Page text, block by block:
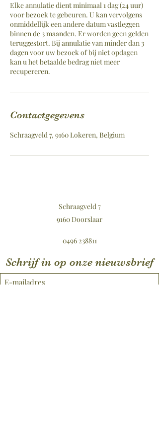
Elke annulatie dient minimaal 1 dag (24 uur)
voor bezoek te gebeuren. U kan vervolgens
onmiddellijk een andere datum vastleggen
binnen de 3 maanden. Er worden geen gelden
teruggestort. Bij annulatie van minder dan 3
dagen voor uw bezoek of bij niet opdagen
kan u het betaalde bedrag niet meer
recupereren.
Contactgegevens
Schraagveld 7, 9160 Lokeren, Belgium
Schraagveld 7
9160 Doorslaar
0496 238811
Schrijf in op onze nieuwsbrief